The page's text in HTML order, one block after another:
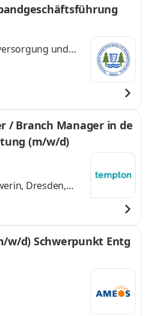
und
/ Branch Manager in de
(m/w/d)
Dresden,
w/d) Schwerpunkt Entg